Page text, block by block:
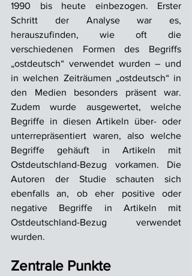
1990 bis heute einbezogen. Erster
Schritt der Analyse war es,
herauszufinden, wie oft die
verschiedenen Formen des Begriffs
„ostdeutsch“ verwendet wurden – und
in welchen Zeiträumen „ostdeutsch“ in
den Medien besonders präsent war.
Zudem wurde ausgewertet, welche
Begriffe in diesen Artikeln über- oder
unterrepräsentiert waren, also welche
Begriffe gehäuft in Artikeln mit
Ostdeutschland-Bezug vorkamen. Die
Autoren der Studie schauten sich
ebenfalls an, ob eher positive oder
negative Begriffe in Artikeln mit
Ostdeutschland-Bezug verwendet
wurden.
Zentrale Punkte